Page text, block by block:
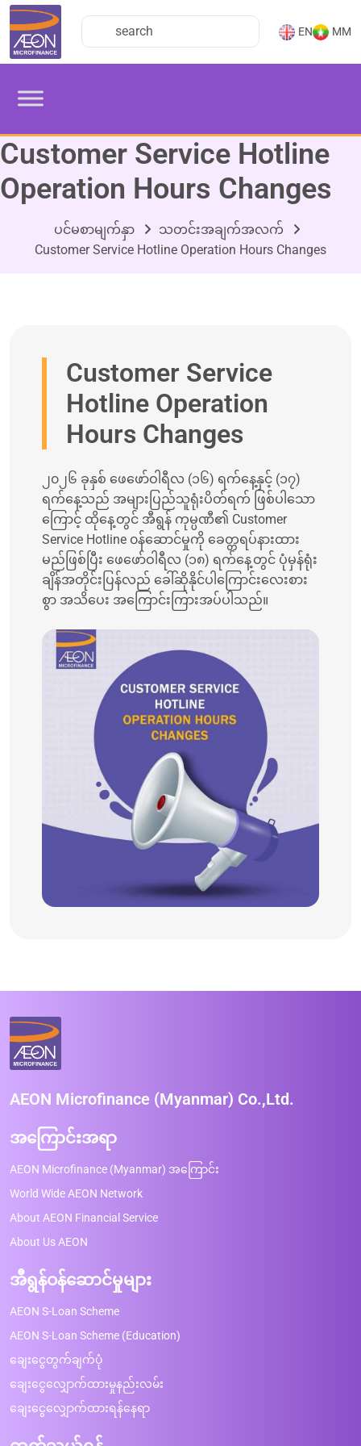
EN MM
Customer Service Hotline
Operation Hours Changes
ပင်မစာမျက်နှာ
သတင်းအချက်အလက်
Customer Service Hotline Operation Hours Changes
Customer Service
Hotline Operation
Hours Changes
၂၀၂၆ ခုနှစ် ဖေဖော်ဝါရီလ (၁၆) ရက်နေ့နှင့် (၁၇)
ရက်နေ့သည် အများပြည်သူရုံးပိတ်ရက် ဖြစ်ပါသော
ကြောင့် ထိုနေ့တွင် အီရွန် ကုမ္ပဏီ၏ Customer
Service Hotline ၀န်ဆောင်မှုကို ခေတ္တရပ်နားထား
မည်ဖြစ်ပြီး ဖေဖော်ဝါရီလ (၁၈) ရက်နေ့တွင် ပုံမှန်ရုံး
ချိန်အတိုင်းပြန်လည် ခေါ်ဆိုနိုင်ပါကြောင်းလေးစား
စွာ အသိပေး အကြောင်းကြားအပ်ပါသည်။
AEON Microfinance (Myanmar) Co.,Ltd.
အကြောင်းအရာ
AEON Microfinance (Myanmar) အကြောင်း
World Wide AEON Network
About AEON Financial Service
About Us AEON
အီရွန်ဝန်ဆောင်မှုများ
AEON S-Loan Scheme
AEON S-Loan Scheme (Education)
ချေးငွေတွက်ချက်ပုံ
ချေးငွေလျှောက်ထားမှုနည်းလမ်း
ချေးငွေလျှောက်ထားရန်နေရာ